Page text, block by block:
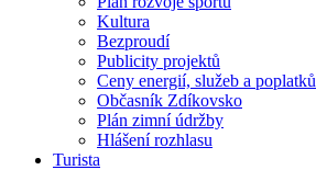
Kultura
Bezproudí
Publicity projektů
Ceny energií, služeb a poplatků
Občasník Zdíkovsko
Plán zimní údržby
Hlášení rozhlasu
Turista